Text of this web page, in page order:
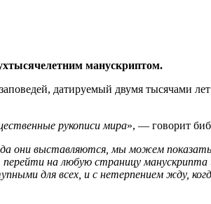
манускриптом.
датируемый двумя тысячами
рукописи мира», — говорит
они выставляются, мы можем
на любую страницу манускрипта
для всех, и с нетерпением жду,